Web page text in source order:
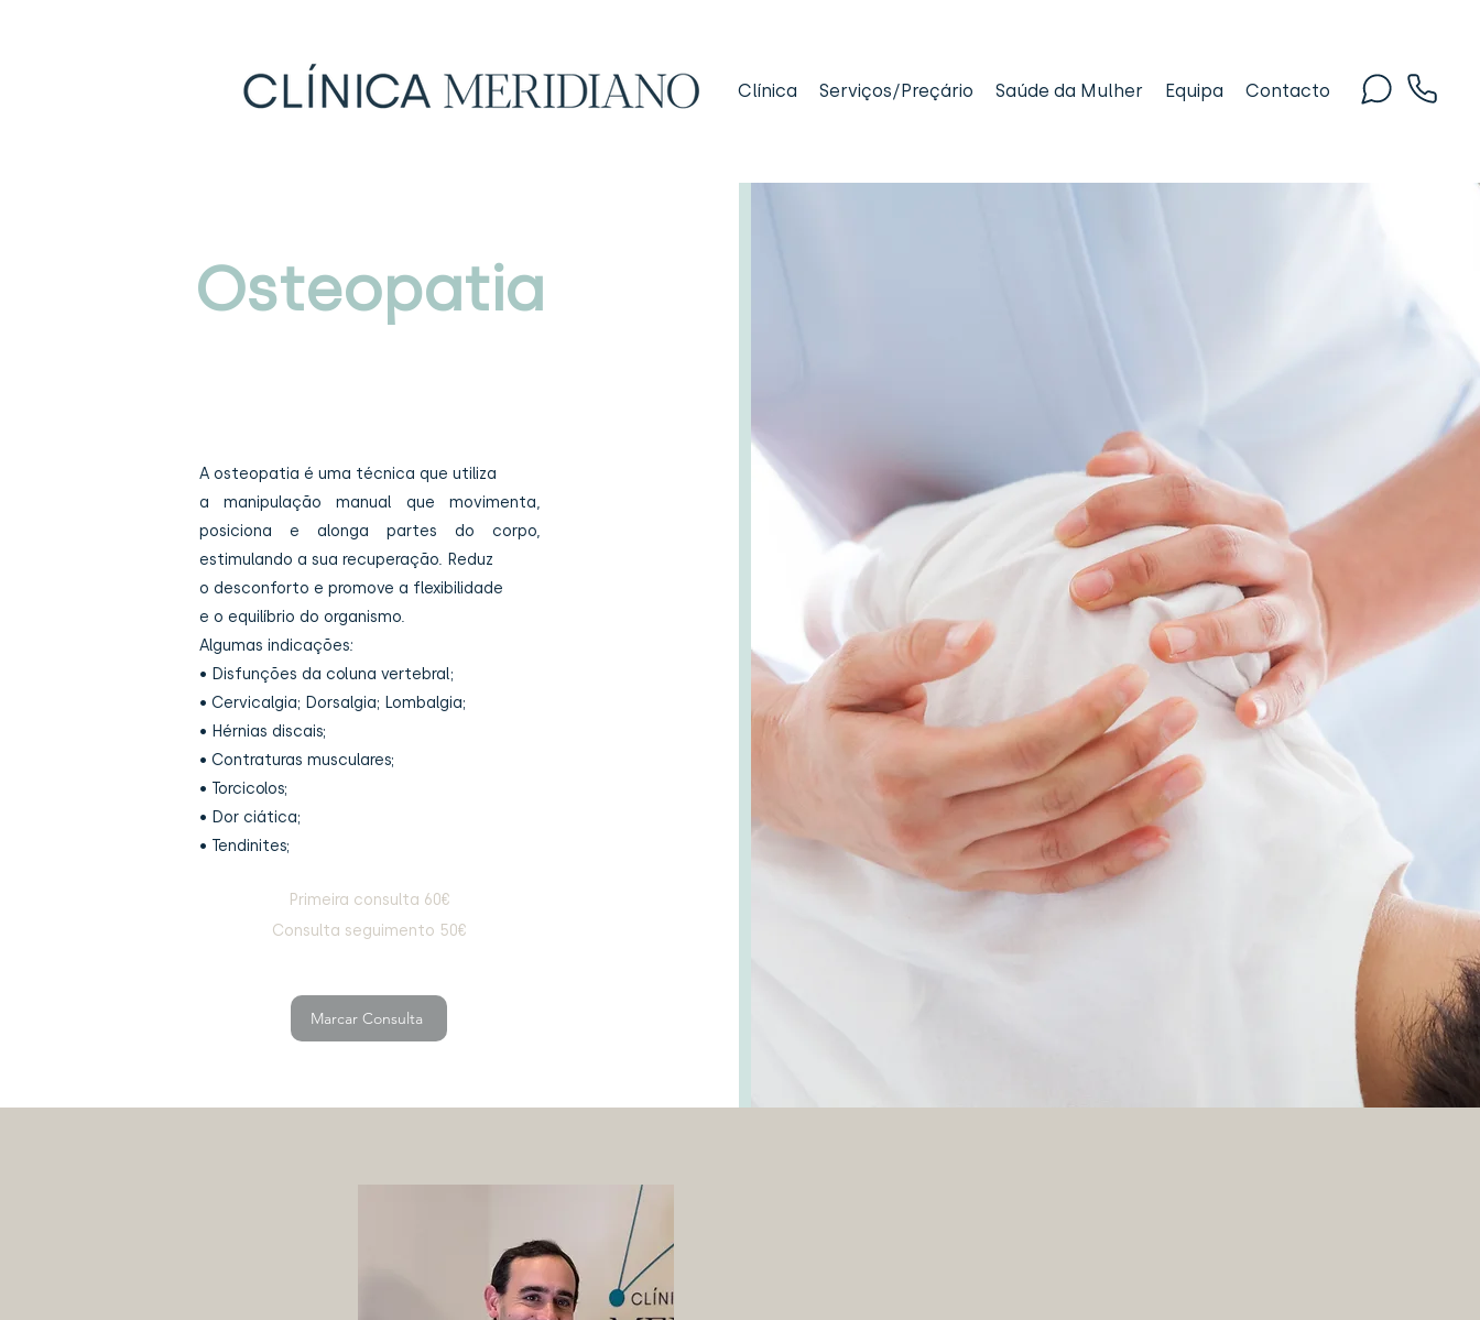
Clínica Serviços/Preçário Saúde da Mulher Equipa Contacto
Osteopatia
A osteopatia é uma técnica que utiliza
a manipulação manual que movimenta,
posiciona e alonga partes do corpo,
estimulando a sua recuperação. Reduz
o desconforto e promove a flexibilidade
e o equilíbrio do organismo.
Algumas indicações:
• Disfunções da coluna vertebral;
• Cervicalgia; Dorsalgia; Lombalgia;
• Hérnias discais;
• Contraturas musculares;
• Torcicolos;
• Dor ciática;
• Tendinites;
Primeira consulta 60€
Consulta seguimento 50€
Marcar Consulta